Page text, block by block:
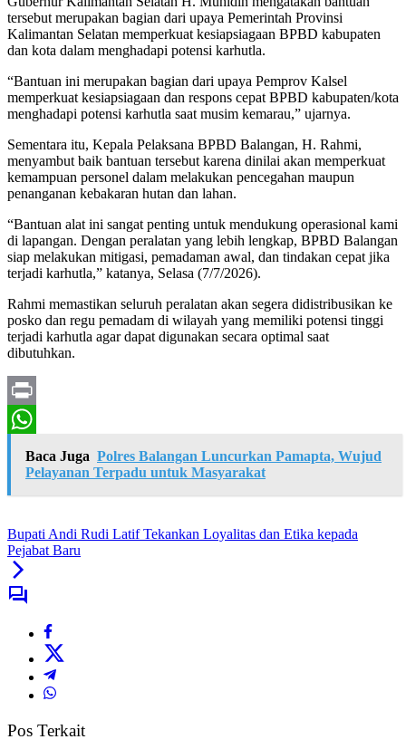
tersebut merupakan bagian dari upaya Pemerintah Provinsi
Kalimantan Selatan memperkuat kesiapsiagaan BPBD kabupaten
dan kota dalam menghadapi potensi karhutla.
“Bantuan ini merupakan bagian dari upaya Pemprov Kalsel
memperkuat kesiapsiagaan dan respons cepat BPBD kabupaten/kota
menghadapi potensi karhutla saat musim kemarau,” ujarnya.
Sementara itu, Kepala Pelaksana BPBD Balangan, H. Rahmi,
menyambut baik bantuan tersebut karena dinilai akan memperkuat
kemampuan personel dalam melakukan pencegahan maupun
penanganan kebakaran hutan dan lahan.
“Bantuan alat ini sangat penting untuk mendukung operasional kami
di lapangan. Dengan peralatan yang lebih lengkap, BPBD Balangan
siap melakukan mitigasi, pemadaman awal, dan tindakan cepat jika
terjadi karhutla,” katanya, Selasa (7/7/2026).
Rahmi memastikan seluruh peralatan akan segera didistribusikan ke
posko dan regu pemadam di wilayah yang memiliki potensi tinggi
terjadi karhutla agar dapat digunakan secara optimal saat
dibutuhkan.
Print
WhatsApp
Baca Juga Polres Balangan Luncurkan Pamapta, Wujud
Pelayanan Terpadu untuk Masyarakat
Bupati Andi Rudi Latif Tekankan Loyalitas dan Etika kepada
Pejabat Baru
Pos Terkait